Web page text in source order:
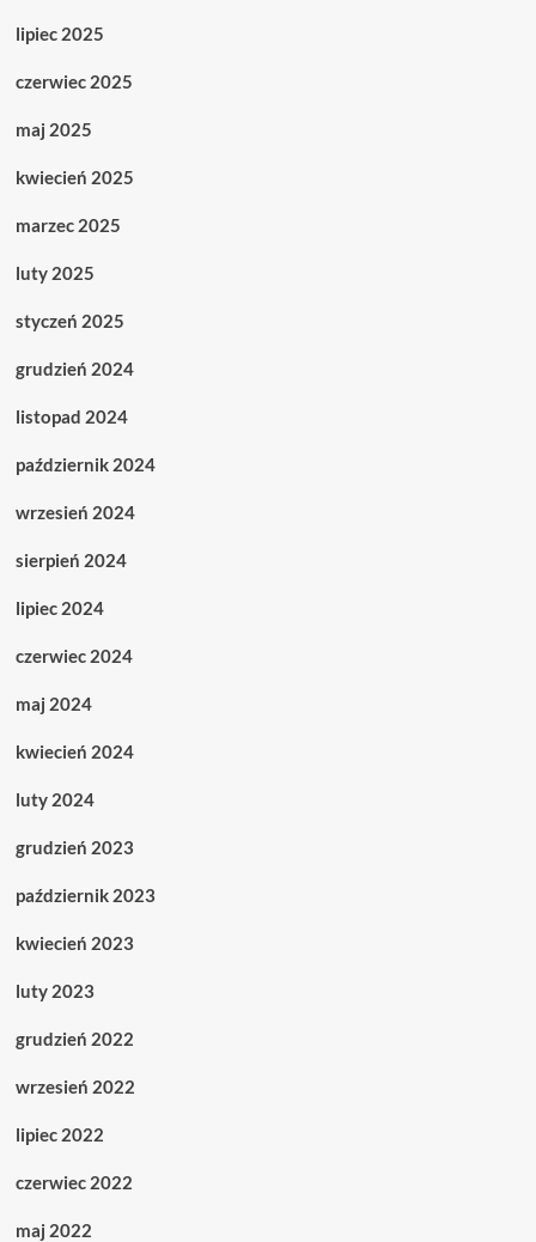
lipiec 2025
czerwiec 2025
maj 2025
kwiecień 2025
marzec 2025
luty 2025
styczeń 2025
grudzień 2024
listopad 2024
październik 2024
wrzesień 2024
sierpień 2024
lipiec 2024
czerwiec 2024
maj 2024
kwiecień 2024
luty 2024
grudzień 2023
październik 2023
kwiecień 2023
luty 2023
grudzień 2022
wrzesień 2022
lipiec 2022
czerwiec 2022
maj 2022